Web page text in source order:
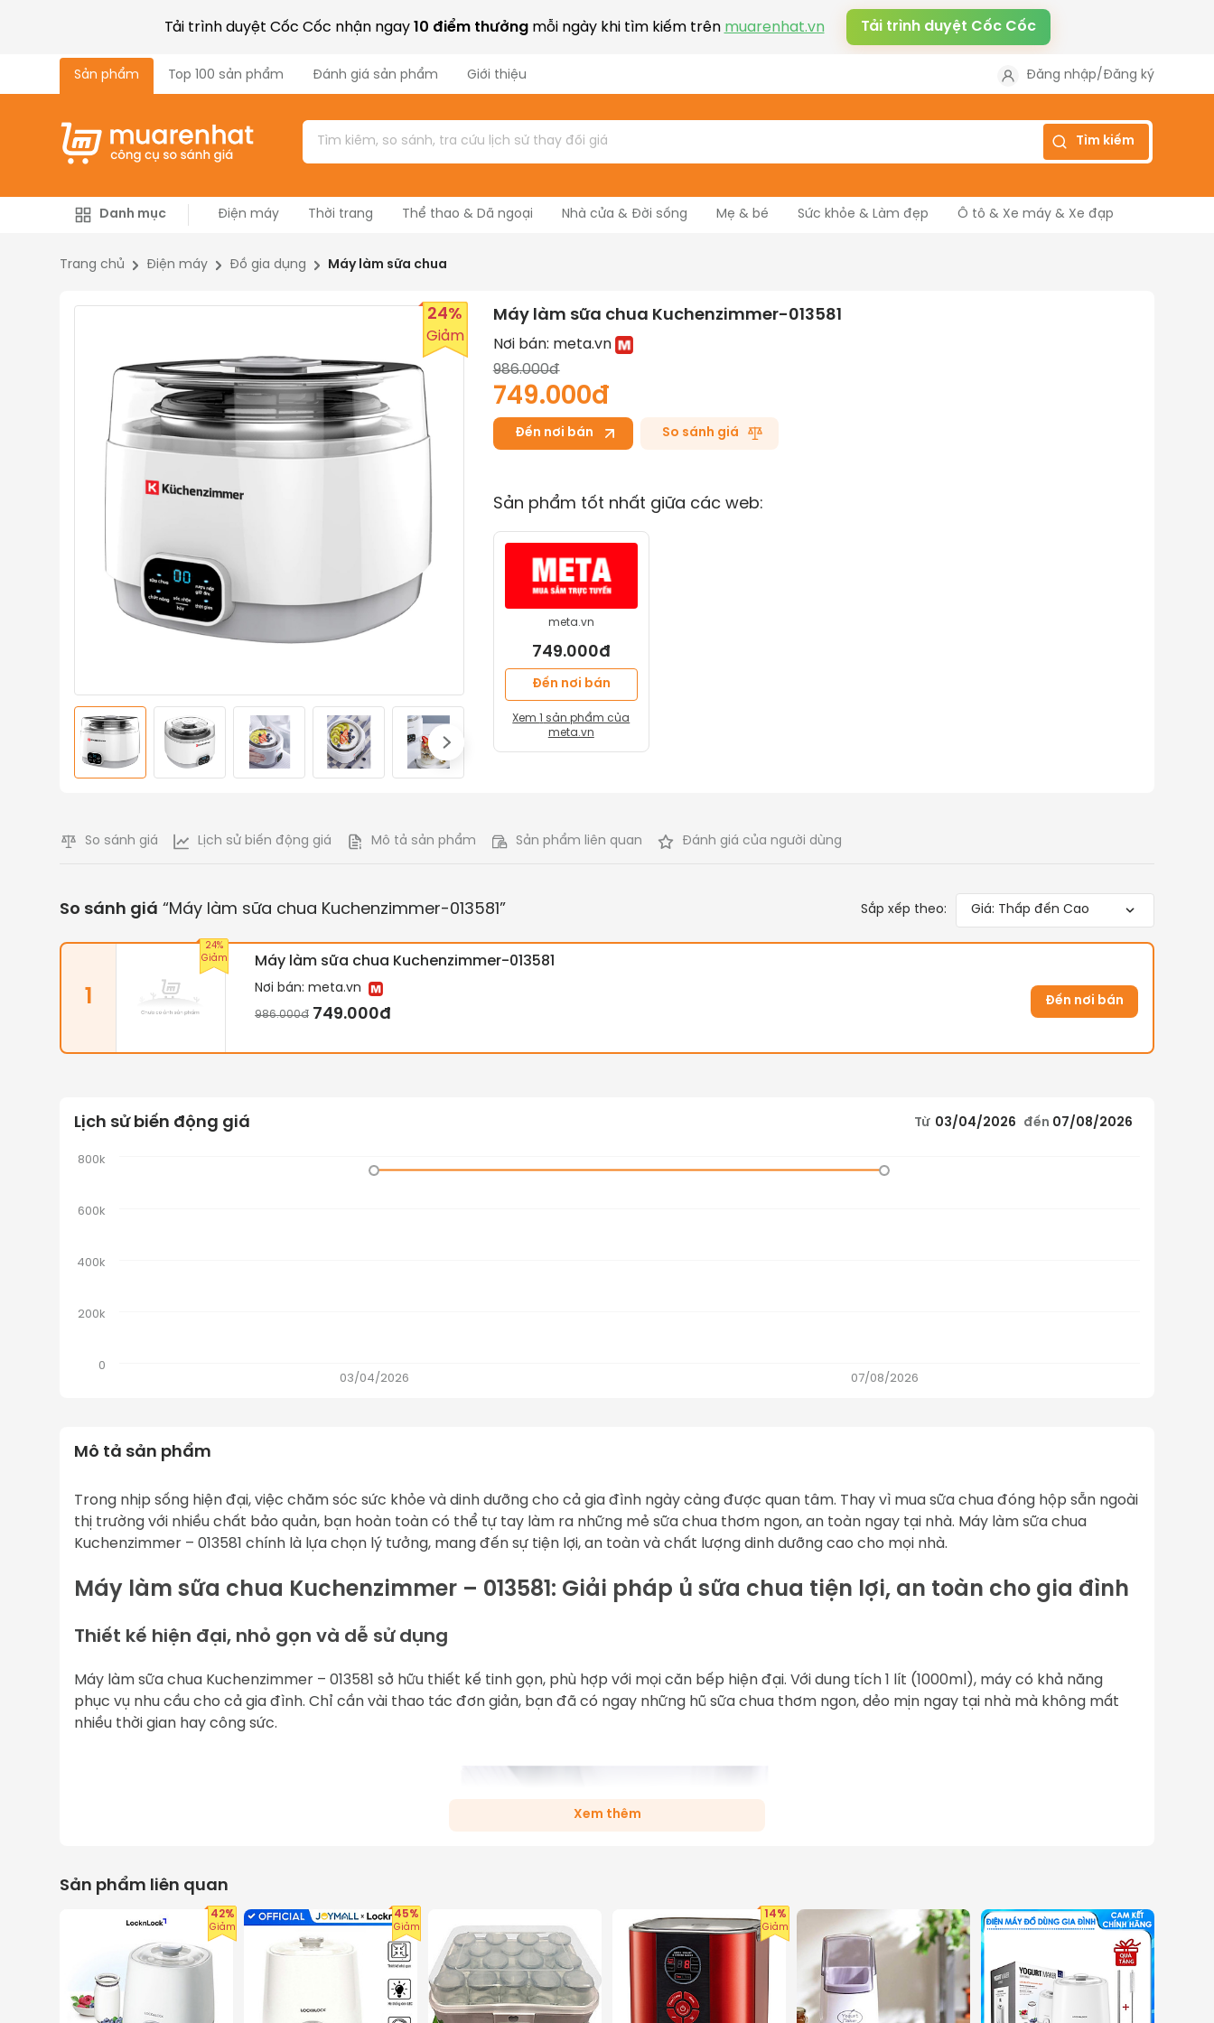
Tải trình duyệt Cốc Cốc nhận ngay 10 điểm thưởngmỗi ngày khi tìm kiếm trên muarenhat.vn Tải trình duyệt Cốc Cốc
Sản phẩm Top 100 sản phẩm Đánh giá sản phẩm Giới thiệu Đăng nhập/ Đăng ký
Tìm kiếm
Danh mục Điện máy Thời trang Thể thao & Dã ngoại Nhà cửa & Đời sống Mẹ & bé Sức khỏe & Làm đẹp Ô tô & Xe máy & Xe đạp
Trang chủ
Điện máy Đồ gia dụng Máy làm sữa chua
24%
Giảm
Máy làm sữa chua Kuchenzimmer-013581
Nơi bán: meta.vn
986.000đ
749.000đ
Đến nơi bán So sánh giá
Sản phẩm tốt nhất giữa các web:
meta.vn
749.000đ
Đến nơi bán
Xem1 sản phẩm của
meta.vn
So sánh giá Lịch sử biến động giá Mô tả sản phẩm Sản phẩm liên quan Đánh giá của người dùng
So sánh giá “Máy làm sữa chua Kuchenzimmer-013581” Sắp xếp theo: Giá: Thấp đến Cao
1
24%
Giảm
Máy làm sữa chua Kuchenzimmer-013581
Nơi bán: meta.vn
986.000đ 749.000đ
Đến nơi bán
Lịch sử biến động giá Từ 03/04/2026 đến 07/08/2026
0
200k
400k
600k
800k
03/04/2026 07/08/2026
Mô tả sản phẩm
Trong nhịp sống hiện đại, việc chăm sóc sức khỏe và dinh dưỡng cho cả gia đình ngày càng được quan tâm. Thay vì mua sữa chua đóng hộp sẵn ngoài
thị trường với nhiều chất bảo quản, bạn hoàn toàn có thể tự tay làm ra những mẻ sữa chua thơm ngon, an toàn ngay tại nhà. Máy làm sữa chua
Kuchenzimmer – 013581 chính là lựa chọn lý tưởng, mang đến sự tiện lợi, an toàn và chất lượng dinh dưỡng cao cho mọi nhà.
Máy làm sữa chua Kuchenzimmer – 013581: Giải pháp ủ sữa chua tiện lợi, an toàn cho gia đình
Thiết kế hiện đại, nhỏ gọn và dễ sử dụng
Máy làm sữa chua Kuchenzimmer – 013581 sở hữu thiết kế tinh gọn, phù hợp với mọi căn bếp hiện đại. Với dung tích 1 lít (1000ml), máy có khả năng
phục vụ nhu cầu cho cả gia đình. Chỉ cần vài thao tác đơn giản, bạn đã có ngay những hũ sữa chua thơm ngon, dẻo mịn ngay tại nhà mà không mất
nhiều thời gian hay công sức.
Xem thêm
Sản phẩm liên quan
42%
Giảm
45%
Giảm
14%
Giảm